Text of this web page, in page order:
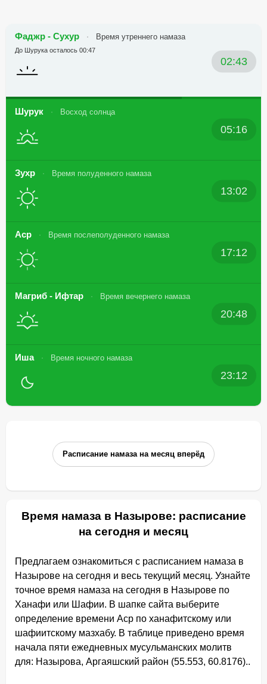
Фаджр - Сухур Время утреннего намаза
02:43
До Шурука осталось 00:47
Шурук Восход солнца
05:16
Зухр Время полуденного намаза
13:02
Аср Время послеполуденного намаза
17:12
Магриб - Ифтар Время вечернего намаза
20:48
Иша Время ночного намаза
23:12
Расписание намаза на месяц вперёд
Время намаза в Назырове: расписание
на сегодня и месяц
Предлагаем ознакомиться с расписанием намаза в
Назырове на сегодня и весь текущий месяц. Узнайте
точное время намаза на сегодня в Назырове по
Ханафи или Шафии. В шапке сайта выберите
определение времени Аср по ханафитскому или
шафиитскому мазхабу. В таблице приведено время
начала пяти ежедневных мусульманских молитв
для: Назырова, Аргаяшский район (55.553, 60.8176)..